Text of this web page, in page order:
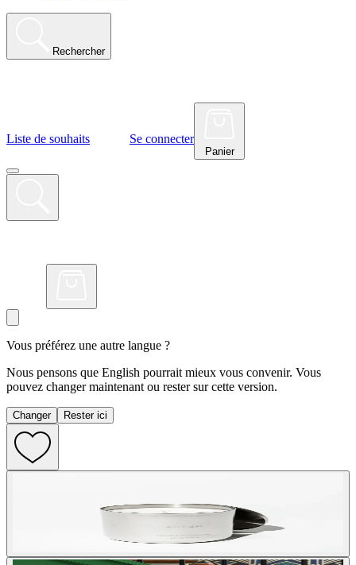
Rechercher
Liste de souhaits Se connecter
Panier
Vous préférez une autre langue ?
Nous pensons que English pourrait mieux vous convenir. Vous
pouvez changer maintenant ou rester sur cette version.
Changer Rester ici